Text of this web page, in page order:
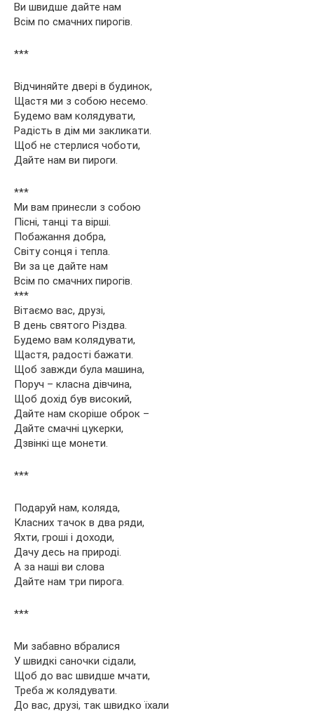
Ви швидше дайте нам
Всім по смачних пирогів.
***
Відчиняйте двері в будинок,
Щастя ми з собою несемо.
Будемо вам колядувати,
Радість в дім ми закликати.
Щоб не стерлися чоботи,
Дайте нам ви пироги.
***
Ми вам принесли з собою
Пісні, танці та вірші.
Побажання добра,
Світу сонця і тепла.
Ви за це дайте нам
Всім по смачних пирогів.
***
Вітаємо вас, друзі,
В день святого Різдва.
Будемо вам колядувати,
Щастя, радості бажати.
Щоб завжди була машина,
Поруч – класна дівчина,
Щоб дохід був високий,
Дайте нам скоріше оброк –
Дайте смачні цукерки,
Дзвінкі ще монети.
***
Подаруй нам, коляда,
Класних тачок в два ряди,
Яхти, гроші і доходи,
Дачу десь на природі.
А за наші ви слова
Дайте нам три пирога.
***
Ми забавно вбралися
У швидкі саночки сідали,
Щоб до вас швидше мчати,
Треба ж колядувати.
До вас, друзі, так швидко їхали